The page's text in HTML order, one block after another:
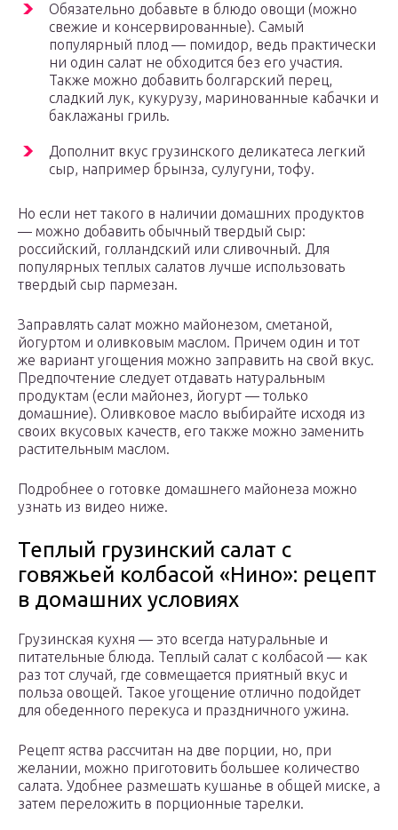
Обязательно добавьте в блюдо овощи (можно
свежие и консервированные). Самый
популярный плод — помидор, ведь практически
ни один салат не обходится без его участия.
Также можно добавить болгарский перец,
сладкий лук, кукурузу, маринованные кабачки и
баклажаны гриль.
Дополнит вкус грузинского деликатеса легкий
сыр, например брынза, сулугуни, тофу.
Но если нет такого в наличии домашних продуктов
— можно добавить обычный твердый сыр:
российский, голландский или сливочный. Для
популярных теплых салатов лучше использовать
твердый сыр пармезан.
Заправлять салат можно майонезом, сметаной,
йогуртом и оливковым маслом. Причем один и тот
же вариант угощения можно заправить на свой вкус.
Предпочтение следует отдавать натуральным
продуктам (если майонез, йогурт — только
домашние). Оливковое масло выбирайте исходя из
своих вкусовых качеств, его также можно заменить
растительным маслом.
Подробнее о готовке домашнего майонеза можно
узнать из видео ниже.
Теплый грузинский салат с
говяжьей колбасой «Нино»: рецепт
в домашних условиях
Грузинская кухня — это всегда натуральные и
питательные блюда. Теплый салат с колбасой — как
раз тот случай, где совмещается приятный вкус и
польза овощей. Такое угощение отлично подойдет
для обеденного перекуса и праздничного ужина.
Рецепт яства рассчитан на две порции, но, при
желании, можно приготовить большее количество
салата. Удобнее размешать кушанье в общей миске, а
затем переложить в порционные тарелки.